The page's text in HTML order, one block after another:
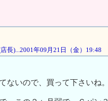
長)...2001年09月21日（金）19:48
ないので、買って下さいね。